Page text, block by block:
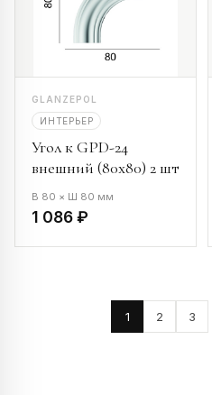
GLANZEPOL
ИНТЕРЬЕР
Угол к GPD-24
внешний (80х80) 2 шт
В 80 × Ш 80 мм
1 086 ₽
1 2 3